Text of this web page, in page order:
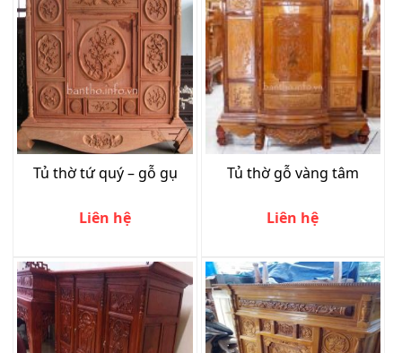
Tủ thờ tứ quý – gỗ gụ
Liên hệ
Tủ thờ gỗ vàng tâm
Liên hệ